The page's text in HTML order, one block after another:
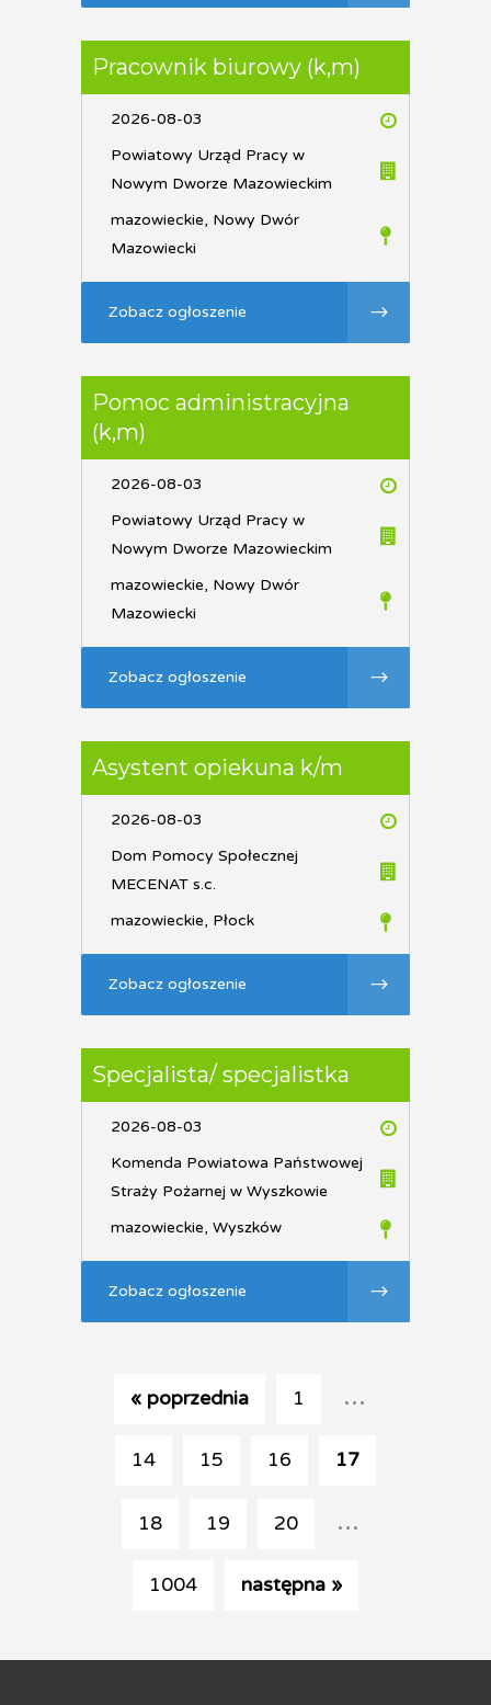
Pracownik biurowy (k,m)
2026-08-03
Powiatowy Urząd Pracy w
Nowym Dworze Mazowieckim
mazowieckie, Nowy Dwór
Mazowiecki
Zobacz ogłoszenie
Pomoc administracyjna
(k,m)
2026-08-03
Powiatowy Urząd Pracy w
Nowym Dworze Mazowieckim
mazowieckie, Nowy Dwór
Mazowiecki
Zobacz ogłoszenie
Asystent opiekuna k/m
2026-08-03
Dom Pomocy Społecznej
MECENAT s.c.
mazowieckie, Płock
Zobacz ogłoszenie
Specjalista/ specjalistka
2026-08-03
Komenda Powiatowa Państwowej
Straży Pożarnej w Wyszkowie
mazowieckie, Wyszków
Zobacz ogłoszenie
« poprzednia 1 ...
14 15 16 17
18 19 20 ...
1004 następna »